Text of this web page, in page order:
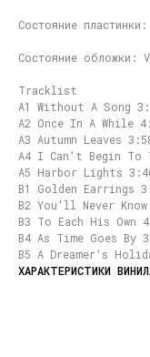
Состояние пластинки:
Состояние обложки:
Tracklist
A1 Without A Song
A2 Once In A While
A3 Autumn Leaves
A4 I Can't Begin To
A5 Harbor Lights
B1 Golden Earrings
B2 You'll Never
B3 To Each His Own
B4 As Time Goes By
B5 A Dreamer's